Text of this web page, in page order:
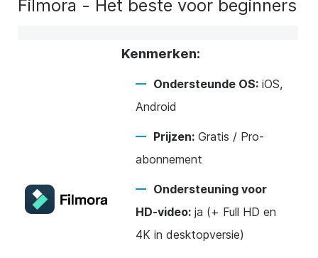
Filmora - Het beste voor beginners
Kenmerken:
Ondersteunde OS: iOS,
Android
Prijzen: Gratis / Pro-
abonnement
Ondersteuning voor
HD-video: ja (+ Full HD en
4K in desktopversie)